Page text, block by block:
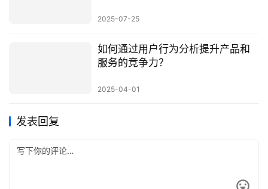
2025-07-25
如何通过用户行为分析提升产品和
服务的竞争力？
2025-04-01
发表回复